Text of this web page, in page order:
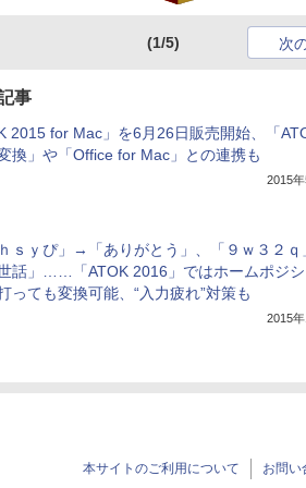
(1/5) 次
事
2015 for Mac」を6月26日販売開始、「
換」や「Office for Mac」との連携も
2015
ｈｓｙぴ」→「ありがとう」、「９ｗ３２ｑ
話」……「ATOK 2016」ではホームポジ
っても変換可能、“入力疲れ”対策も
2015
本サイトのご利用について お問い